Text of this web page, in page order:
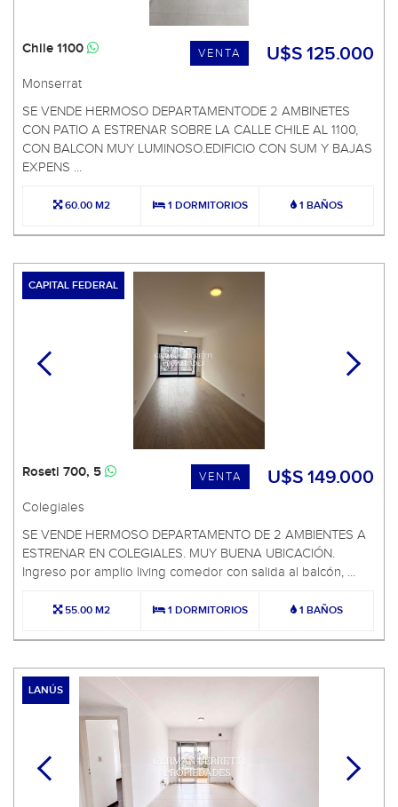
U$S 125.000
VENTA
Chile 1100
Monserrat
SE VENDE HERMOSO DEPARTAMENTODE 2 AMBINETES
CON PATIO A ESTRENAR SOBRE LA CALLE CHILE AL 1100,
CON BALCON MUY LUMINOSO.EDIFICIO CON SUM Y BAJAS
EXPENS ...
60.00 M2 1 DORMITORIOS 1 BAÑOS
CAPITAL FEDERAL
U$S 149.000
VENTA
Roseti 700, 5
Colegiales
SE VENDE HERMOSO DEPARTAMENTO DE 2 AMBIENTES A
ESTRENAR EN COLEGIALES. MUY BUENA UBICACIÓN.
Ingreso por amplio living comedor con salida al balcón, ...
55.00 M2 1 DORMITORIOS 1 BAÑOS
LANÚS